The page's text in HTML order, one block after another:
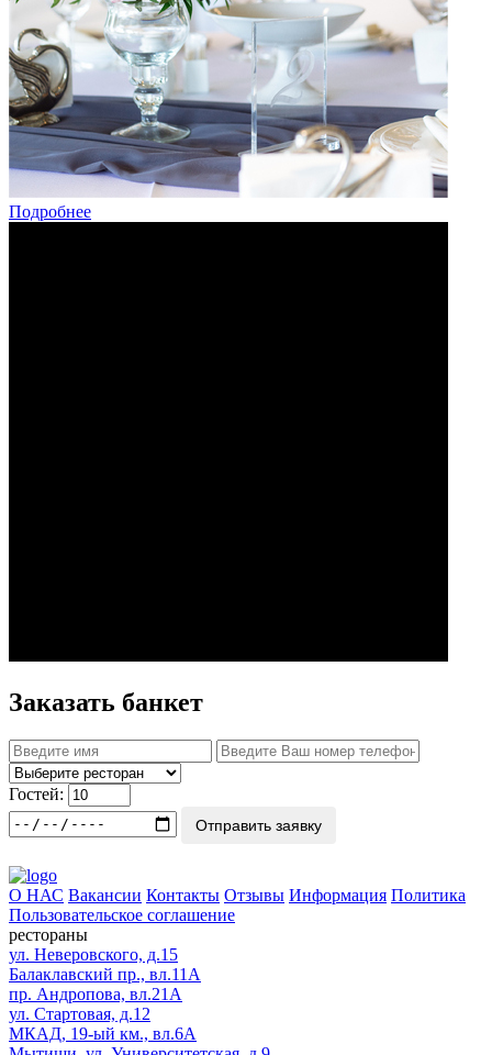
Подробнее
Заказать банкет
Гостей:
Отправить заявку
О НАС Вакансии Контакты Отзывы Информация Политика
Пользовательское соглашение
рестораны
ул. Неверовского, д.15
Балаклавский пр., вл.11А
пр. Андропова, вл.21А
ул. Стартовая, д.12
МКАД, 19-ый км., вл.6А